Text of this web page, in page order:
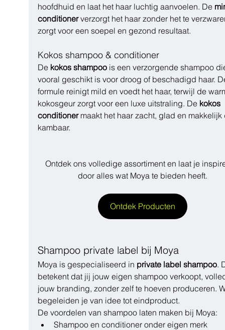
hoofdhuid en laat het haar luchtig aanvoelen. De
conditioner verzorgt het haar zonder het te
zorgt voor een soepel en gezond resultaat.
Kokos shampoo & conditioner
De kokos shampoo is een verzorgende shampoo
vooral geschikt is voor droog of beschadigd haar.
formule reinigt mild en voedt het haar, terwijl de
kokosgeur zorgt voor een luxe uitstraling. De kokos
conditioner maakt het haar zacht, glad en
kambaar.
Ontdek ons volledige assortiment en laat je
door alles wat Moya te bieden heeft.
Ontdek Producten
Shampoo private label bij Moya
Moya is gespecialiseerd in private label shampoo.
betekent dat jij jouw eigen shampoo verkoopt,
jouw branding, zonder zelf te hoeven produceren.
begeleiden je van idee tot eindproduct.
De voordelen van shampoo laten maken bij Moya:
Shampoo en conditioner onder eigen merk